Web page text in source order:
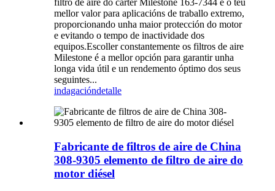
filtro de aire do cárter Milestone 163-7344 é o teu
mellor valor para aplicacións de traballo extremo,
proporcionando unha maior protección do motor
e evitando o tempo de inactividade dos
equipos.Escoller constantemente os filtros de aire
Milestone é a mellor opción para garantir unha
longa vida útil e un rendemento óptimo dos seus
seguintes...
indagacióndetalle
Fabricante de filtros de aire de China
308-9305 elemento de filtro de aire do
motor diésel